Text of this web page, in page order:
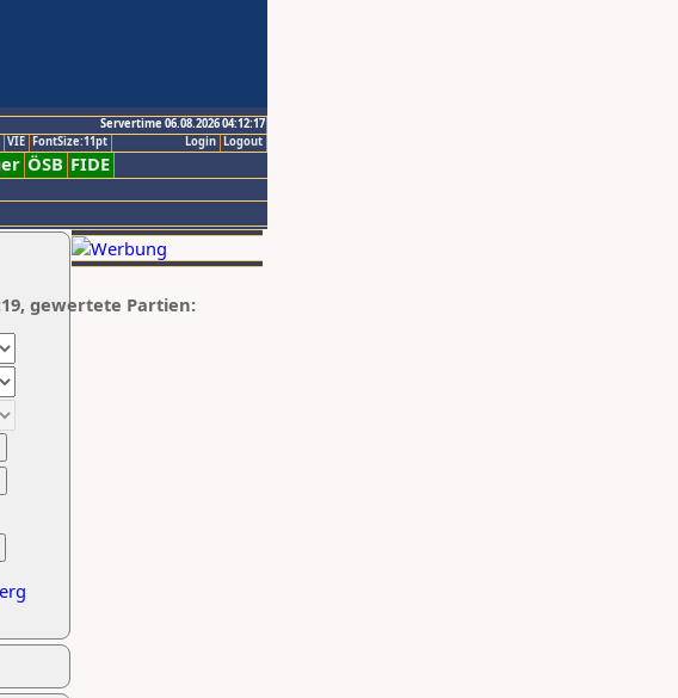
Servertime 06.08.2026 04:12:17
Logout
Login
VIE FontSize:11pt
ÖSB FIDE
gewertete Partien: